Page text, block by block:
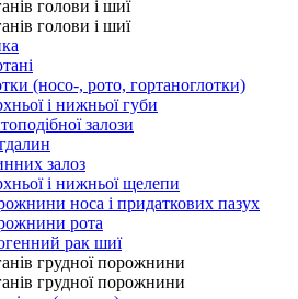
голови і шиї
голови і шиї
(носо-, рото, гортаноглотки)
і нижньої губи
залози
залоз
і нижньої щелепи
носа і придаткових пазух
рота
рак шиї
грудної порожнини
грудної порожнини